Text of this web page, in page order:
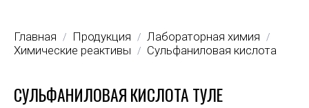
Главная / Продукция / Лабораторная химия /
Химические реактивы / Сульфаниловая кислота
СУЛЬФАНИЛОВАЯ КИСЛОТА ТУЛЕ